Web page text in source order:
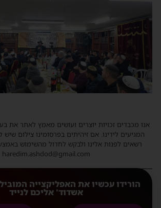
אנו מכבדים זכויות יוצרים ועושים מאמץ לאתר את
המגיעים לידינו. אם זיהיתים בפרסומינו צילום שיש
רשאים לפנות אלינו ולבקש לחדול מהשימוש
haredim.ashdod@gmail.com
הורידו עכשיו את האפליקצייה
אשדוד' אליכם לנייד